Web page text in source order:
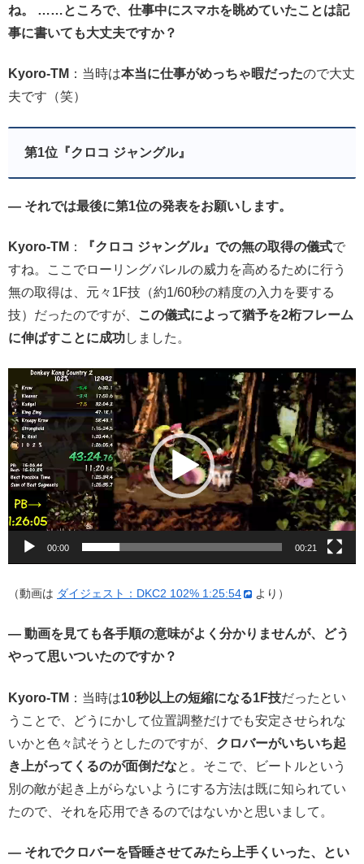
ね。
……ところで、仕事中にスマホを眺めていたことは記
事に書いても大丈夫ですか？
Kyoro-TM ：当時は本当に仕事がめっちゃ暇だったので大丈
夫です（笑）
第1位『クロコ ジャングル』
— それでは最後に第1位の発表をお願いします。
Kyoro-TM ： 『クロコ ジャングル』での無の取得の儀式で
すね。ここでローリングバレルの威力を高めるために行う
無の取得は、元々1F技（約1/60秒の精度の入力を要する
技）だったのですが、
この儀式によって猶予を2桁フレーム
に伸ばすことに成功しました。
画
プ
レ
ー
ヤ
ー
00:00 00:21
（動画は ダイジェスト：DKC2 102% 1:25:54 より）
— 動画を見ても各手順の意味がよく分かりませんが、どう
やって思いついたのですか？
Kyoro-TM ：当時は10秒以上の短縮になる1F技だったとい
うことで、どうにかして位置調整だけでも安定させられな
いかと色々試そうとしたのですが、 クロバーがいちいち起
き上がってくるのが面倒だなと。そこで、ビートルという
別の敵が起き上がらないようにする方法は既に知られてい
たので、それを応用できるのではないかと思いまして。
— それでクロバーを昏睡させてみたら上手くいった、とい